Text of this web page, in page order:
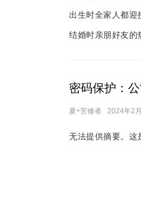
出生时全家人都迎
结婚时亲朋好友的
密码保护：
夏+苦修者 2024年2
无法提供摘要。这